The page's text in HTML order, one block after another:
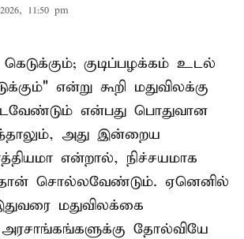
11:50 pm
கெடுக்கும்; குடிப்பழக்கம் உடல்
என்று கூறி மதுவிலக்கு
என்பது பொதுவான
அது இன்றைய
என்றால், நிச்சயமாக
சொல்லவேண்டும். ஏனெனில்
மதுவிலக்கை
தோல்வியே